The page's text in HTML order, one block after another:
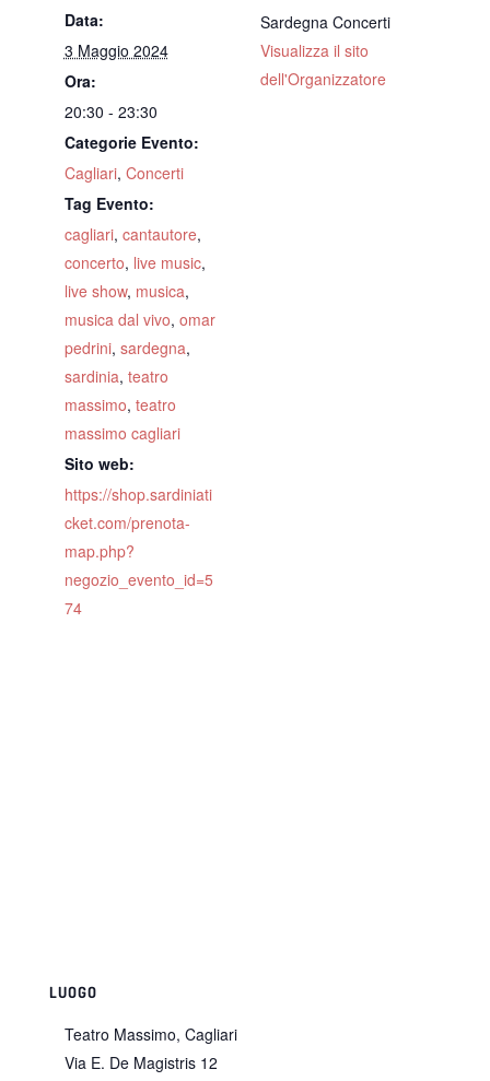
Data:
3 Maggio 2024
Ora:
20:30 - 23:30
Categorie Evento:
Cagliari, Concerti
Tag Evento:
cagliari, cantautore,
concerto, live music,
live show, musica,
musica dal vivo, omar
pedrini, sardegna,
sardinia, teatro
massimo, teatro
massimo cagliari
Sito web:
https://shop.sardiniati
cket.com/prenota-
map.php?
negozio_evento_id=5
74
Sardegna Concerti
Visualizza il sito
dell'Organizzatore
LUOGO
Teatro Massimo, Cagliari
Via E. De Magistris 12